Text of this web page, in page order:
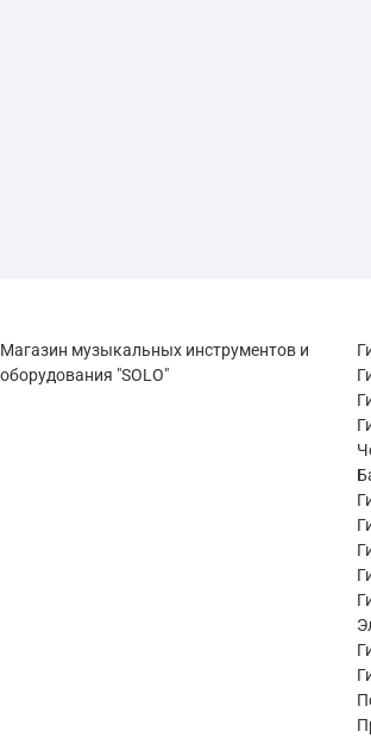
Магазин музыкальных инструментов и
оборудования "SOLO"